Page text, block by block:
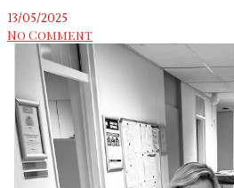
13/05/2025
No Comment